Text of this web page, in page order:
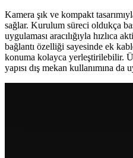
Kamera şık ve kompakt
sağlar. Kurulum süreci oldukça
uygulaması aracılığıyla hızlıca
bağlantı özelliği sayesinde ek
konuma kolayca yerleştirilebilir.
yapısı dış mekan kullanımına da